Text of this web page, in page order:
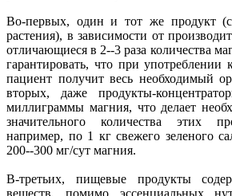
Во-первых, один и тот же продукт
растения), в зависимости от
отличающиеся в 2--3 раза количества
гарантировать, что при употреблении
пациент получит весь необходимый
вторых, даже продукты-
миллиграммы магния, что делает
значительного количества этих
например, по 1 кг свежего зеленого
200--300 мг/сут магния.
В-третьих, пищевые продукты
веществ, помимо эссенциальных